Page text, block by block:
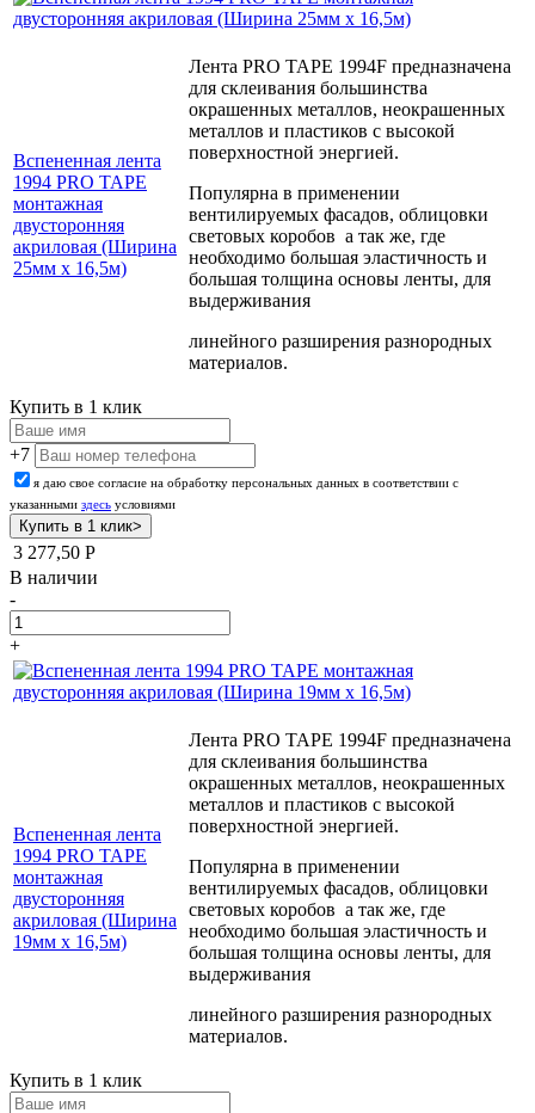
Вспененная лента
1994 PRO TAPE
монтажная
двусторонняя
акриловая (Ширина
25мм х 16,5м)
Лента PRO TAPE 1994F предназначена
для склеивания большинства
окрашенных металлов, неокрашенных
металлов и пластиков с высокой
поверхностной энергией.
Популярна в применении
вентилируемых фасадов, облицовки
световых коробов а так же, где
необходимо большая эластичность и
большая толщина основы ленты, для
выдерживания
линейного разширения разнородных
материалов.
Купить в 1 клик
+7
я даю свое согласие на обработку персональных данных в соответствии с
указанными здесь условиями
3 277,50 Р
В наличии
-
+
Вспененная лента
1994 PRO TAPE
монтажная
двусторонняя
акриловая (Ширина
19мм х 16,5м)
Лента PRO TAPE 1994F предназначена
для склеивания большинства
окрашенных металлов, неокрашенных
металлов и пластиков с высокой
поверхностной энергией.
Популярна в применении
вентилируемых фасадов, облицовки
световых коробов а так же, где
необходимо большая эластичность и
большая толщина основы ленты, для
выдерживания
линейного разширения разнородных
материалов.
Купить в 1 клик